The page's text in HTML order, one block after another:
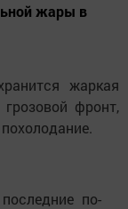
жары в
жаркая
фронт,
по-